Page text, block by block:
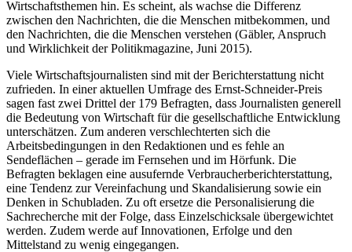
Wirtschafts­themen hin. Es scheint, als wachse die Differenz
zwischen den Nachrichten, die die Menschen mitbekommen, und
den Nachrichten, die die Menschen verstehen (Gäbler, Anspruch
und Wirklichkeit der Politikmagazine, Juni 2015).
Viele Wirtschaftsjournalisten sind mit der Bericht­erstattung nicht
zufrieden. In einer aktuellen Umfrage des Ernst-Schneider-Preis
sagen fast zwei Drittel der 179 Befragten, dass Journalisten generell
die Bedeutung von Wirtschaft für die gesellschaftliche Entwicklung
unterschätzen. Zum anderen verschlechterten sich die
Arbeitsbedingungen in den Redaktionen und es fehle an
Sendeflächen – gerade im Fernsehen und im Hörfunk. Die
Befragten beklagen eine ausufernde Verbraucherberichter­stattung,
eine Tendenz zur Vereinfachung und Skandalisie­rung sowie ein
Denken in Schubladen. Zu oft ersetze die Personalisierung die
Sachrecherche mit der Folge, dass Einzel­schicksale übergewichtet
werden. Zudem werde auf Innovationen, Erfolge und den
Mittelstand zu wenig eingegangen.